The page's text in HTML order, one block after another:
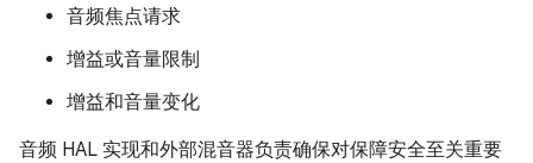
音频焦点请求
增益或音量限制
增益和音量变化
音频 HAL 实现和外部混音器负责确保对保障安全至关重要